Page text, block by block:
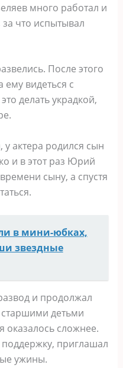
много работал и
что испытывал
После этого
видеться с
делать украдкой,
актера родился сын
и в этот раз Юрий
сыну, а спустя
в мини-юбках,
звездные
и продолжал
детьми
оказалось сложнее.
приглашал
ужины.